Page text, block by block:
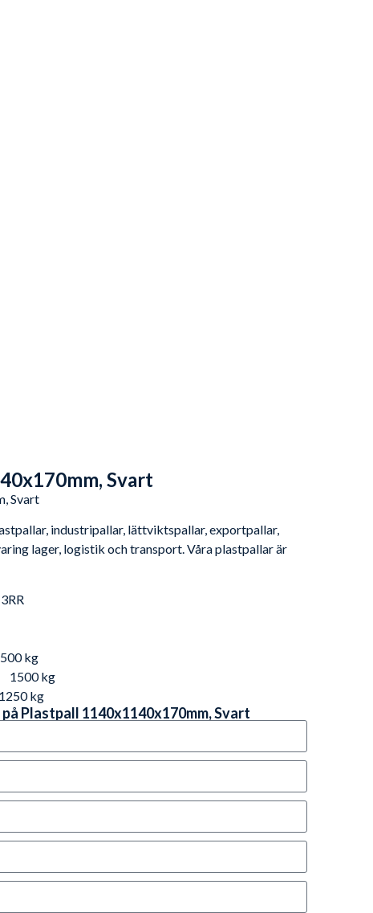
Svart
Svart
industripallar, lättviktspallar, exportpallar,
lager, logistik och transport. Våra plastpallar är
kg
1500 kg
1250 kg
Plastpall 1140x1140x170mm, Svart